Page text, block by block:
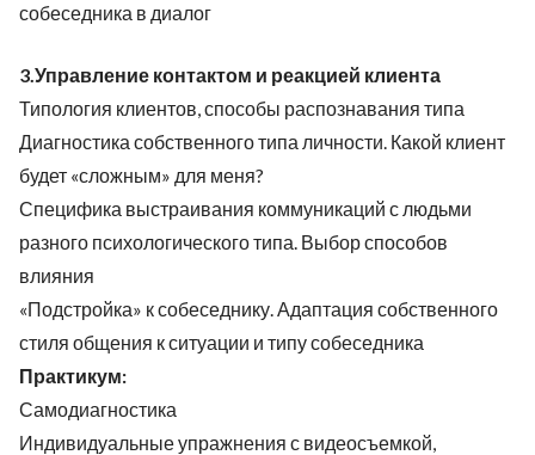
собеседника в диалог
3.Управление контактом и реакцией клиента
Типология клиентов, способы распознавания типа
Диагностика собственного типа личности. Какой клиент
будет «сложным» для меня?
Специфика выстраивания коммуникаций с людьми
разного психологического типа. Выбор способов
влияния
«Подстройка» к собеседнику. Адаптация собственного
стиля общения к ситуации и типу собеседника
Практикум:
Самодиагностика
Индивидуальные упражнения с видеосъемкой,